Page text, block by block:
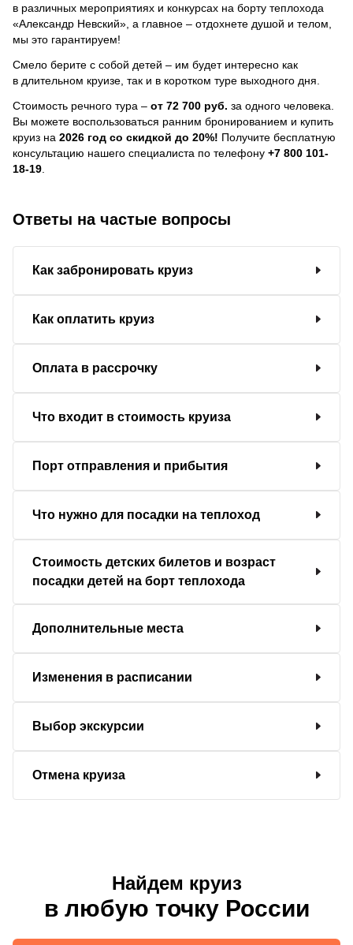
в различных мероприятиях и конкурсах на борту теплохода
«Александр Невский», а главное – отдохнете душой и телом,
мы это гарантируем!
Смело берите с собой детей – им будет интересно как
в длительном круизе, так и в коротком туре выходного дня.
Стоимость речного тура – от 72 700 руб. за одного человека.
Вы можете воспользоваться ранним бронированием и купить
круиз на 2026 год со скидкой до 20%! Получите бесплатную
консультацию нашего специалиста по телефону +7 800 101-
18-19
Ответы на частые вопросы
Как забронировать круиз
Как оплатить круиз
Оплата в рассрочку
Что входит в стоимость круиза
Порт отправления и прибытия
Что нужно для посадки на теплоход
Стоимость детских билетов и возраст
посадки детей на борт теплохода
Дополнительные места
Изменения в расписании
Выбор экскурсии
Отмена круиза
Найдем круиз
в любую точку России